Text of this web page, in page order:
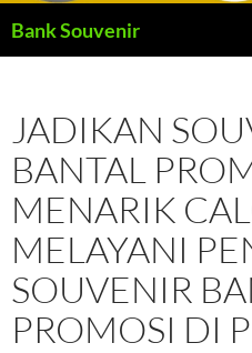
Bank Souvenir
JADIKAN
BANTAL
MENARIK
MELAYANI
SOUVENIR
PROMOSI DI